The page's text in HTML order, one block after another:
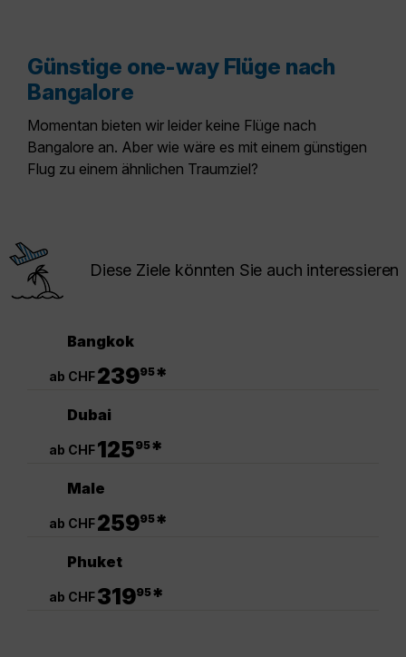
Günstige one-way Flüge nach
Bangalore
Momentan bieten wir leider keine Flüge nach
Bangalore an. Aber wie wäre es mit einem günstigen
Flug zu einem ähnlichen Traumziel?
Diese Ziele könnten Sie auch interessieren
Bangkok
ab CHF23995*
Dubai
ab CHF12595*
Male
ab CHF25995*
Phuket
ab CHF31995*